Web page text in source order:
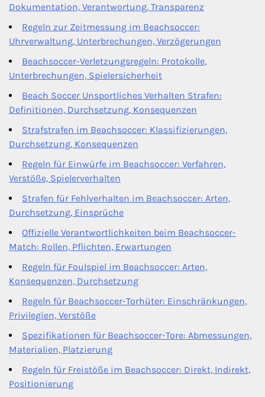
Dokumentation, Verantwortung, Transparenz
Regeln zur Zeitmessung im Beachsoccer:
Uhrverwaltung, Unterbrechungen, Verzögerungen
Beachsoccer-Verletzungsregeln: Protokolle,
Unterbrechungen, Spielersicherheit
Beach Soccer Unsportliches Verhalten Strafen:
Definitionen, Durchsetzung, Konsequenzen
Strafstrafen im Beachsoccer: Klassifizierungen,
Durchsetzung, Konsequenzen
Regeln für Einwürfe im Beachsoccer: Verfahren,
Verstöße, Spielerverhalten
Strafen für Fehlverhalten im Beachsoccer: Arten,
Durchsetzung, Einsprüche
Offizielle Verantwortlichkeiten beim Beachsoccer-
Match: Rollen, Pflichten, Erwartungen
Regeln für Foulspiel im Beachsoccer: Arten,
Konsequenzen, Durchsetzung
Regeln für Beachsoccer-Torhüter: Einschränkungen,
Privilegien, Verstöße
Spezifikationen für Beachsoccer-Tore: Abmessungen,
Materialien, Platzierung
Regeln für Freistöße im Beachsoccer: Direkt, Indirekt,
Positionierung